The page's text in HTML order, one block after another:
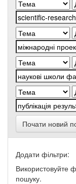
Почати новий
Додати фільтри:
Використовуйте
пошуку.